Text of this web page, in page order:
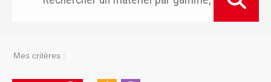
Mes critères :